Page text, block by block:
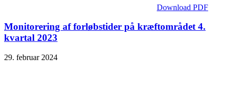
Download PDF
Monitorering af forløbstider på kræftområdet 4.
kvartal 2023
29. februar 2024